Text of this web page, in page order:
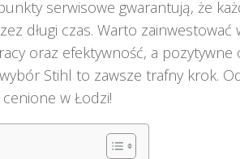
serwisowe gwarantują, że
długi czas. Warto zainwestować
oraz efektywność, a pozytywne
Stihl to zawsze trafny krok.
w Łodzi!